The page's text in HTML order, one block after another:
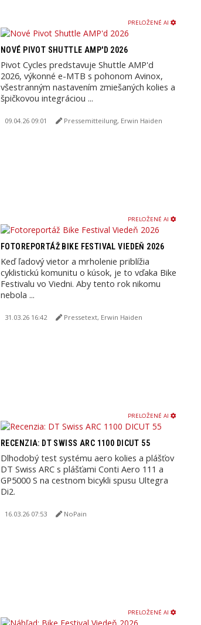
PRELOŽENÉ AI
NOVÉ PIVOT SHUTTLE AMP'D 2026
Pivot Cycles predstavuje Shuttle AMP'd
2026, výkonné e-MTB s pohonom Avinox,
všestranným nastavením zmiešaných kolies a
špičkovou integráciou ...
09.04.26 09:01 Pressemitteilung, Erwin Haiden
PRELOŽENÉ AI
FOTOREPORTÁŽ BIKE FESTIVAL VIEDEŇ 2026
Keď ľadový vietor a mrholenie priblížia
cyklistickú komunitu o kúsok, je to vďaka Bike
Festivalu vo Viedni. Aby tento rok nikomu
nebola ...
31.03.26 16:42 Pressetext, Erwin Haiden
PRELOŽENÉ AI
RECENZIA: DT SWISS ARC 1100 DICUT 55
Dlhodobý test systému aero kolies a plášťov
DT Swiss ARC s plášťami Conti Aero 111 a
GP5000 S na cestnom bicykli spusu Ultegra
Di2.
16.03.26 07:53 NoPain
PRELOŽENÉ AI